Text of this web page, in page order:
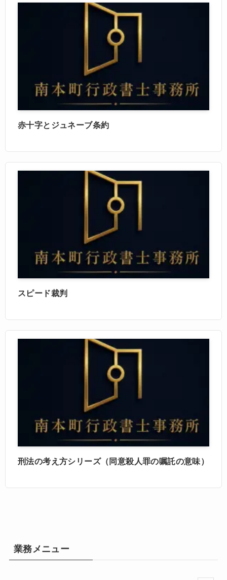
赤十字とジュネーブ条約
スピード裁判
刑法の考え方シリーズ（同意殺人罪の嘱託の意味）
業務メニュー